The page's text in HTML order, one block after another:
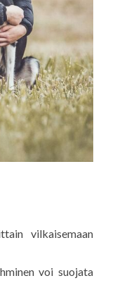
vilkaisemaan
voi suojata